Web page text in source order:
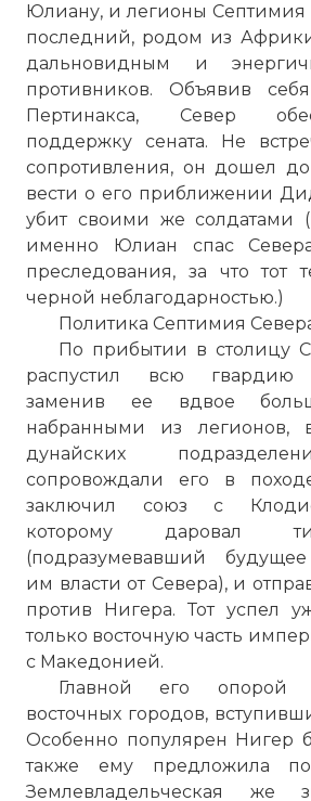
Юлиану, и легионы Септимия
последний, родом из
дальновидным и
противников. Объявив
Пертинакса, Север
поддержку сената. Не
сопротивления, он дошел
вести о его приближении
убит своими же солдатами
именно Юлиан спас
преследования, за что тот
черной неблагодарностью.)
Политика Септимия
По прибытии в столицу
распустил всю гвардию
заменив ее вдвое
набранными из легионов,
дунайских
сопровождали его в
заключил союз с
которому даровал
(подразумевавший
им власти от Севера), и
против Нигера. Тот успел
только восточную часть
с Македонией.
Главной его опорой
восточных городов,
Особенно популярен Нигер
также ему предложила
Землевладельческая же